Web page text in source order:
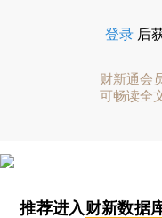
登录 后
财新通会
可畅读全
推荐进入财新数据